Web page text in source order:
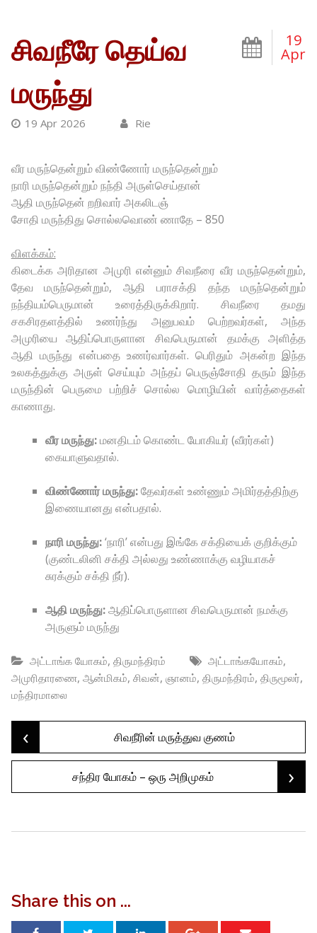
19
Apr
சிவநீரே தெய்வ
மருந்து
19 Apr 2026 Rie
வீர மருந்தென்றும் விண்ணோர் மருந்தென்றும்
நாரி மருந்தென்றும் நந்தி அருள்செய்தான்
ஆதி மருந்தென் றறிவார் அகலிடஞ்
சோதி மருந்திது சொல்லவொண் ணாதே – 850
விளக்கம்:
கிடைக்க அரிதான அமுரி என்னும் சிவநீரை வீர மருந்தென்றும்,
தேவ மருந்தென்றும், ஆதி பராசக்தி தந்த மருந்தென்றும்
நந்தியம்பெருமான் உரைத்திருக்கிறார். சிவநீரை தமது
சகசிரதளத்தில் உணர்ந்து அனுபவம் பெற்றவர்கள், அந்த
அமுரியை ஆதிப்பொருளான சிவபெருமான் தமக்கு அளித்த
ஆதி மருந்து என்பதை உணர்வார்கள். பெரிதும் அகன்ற இந்த
உலகத்துக்கு அருள் செய்யும் அந்தப் பெருஞ்சோதி தரும் இந்த
மருந்தின் பெருமை பற்றிச் சொல்ல மொழியின் வார்த்தைகள்
காணாது.
வீர மருந்து:மனதிடம் கொண்ட யோகியர் (வீரர்கள்)
கையாளுவதால்.
விண்ணோர் மருந்து:தேவர்கள் உண்ணும் அமிர்தத்திற்கு
இணையானது என்பதால்.
நாரி மருந்து:‘நாரி’ என்பது இங்கே சக்தியைக் குறிக்கும்
(குண்டலினி சக்தி அல்லது உண்ணாக்கு வழியாகச்
சுரக்கும் சக்தி நீர்).
ஆதி மருந்து:ஆதிப்பொருளான சிவபெருமான் நமக்கு
அருளும் மருந்து
அட்டாங்க யோகம், திருமந்திரம் அட்டாங்கயோகம்,
அமுரிதாரணை, ஆன்மிகம், சிவன், ஞானம், திருமந்திரம், திருமூலர்,
மந்திரமாலை
Post
navigation
‹ சிவநீரின் மருத்துவ குணம்
சந்திர யோகம் – ஒரு அறிமுகம் ›
Share this on ...